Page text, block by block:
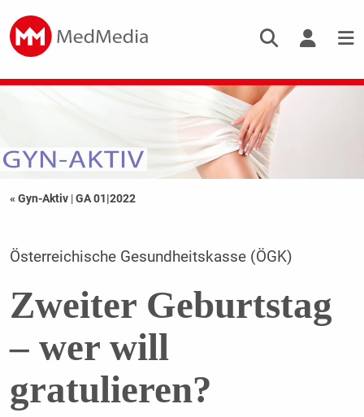
« Gyn-Aktiv |GA 01|2022
Österreichische Gesundheitskasse (ÖGK)
Zweiter Geburtstag
– wer will
gratulieren?